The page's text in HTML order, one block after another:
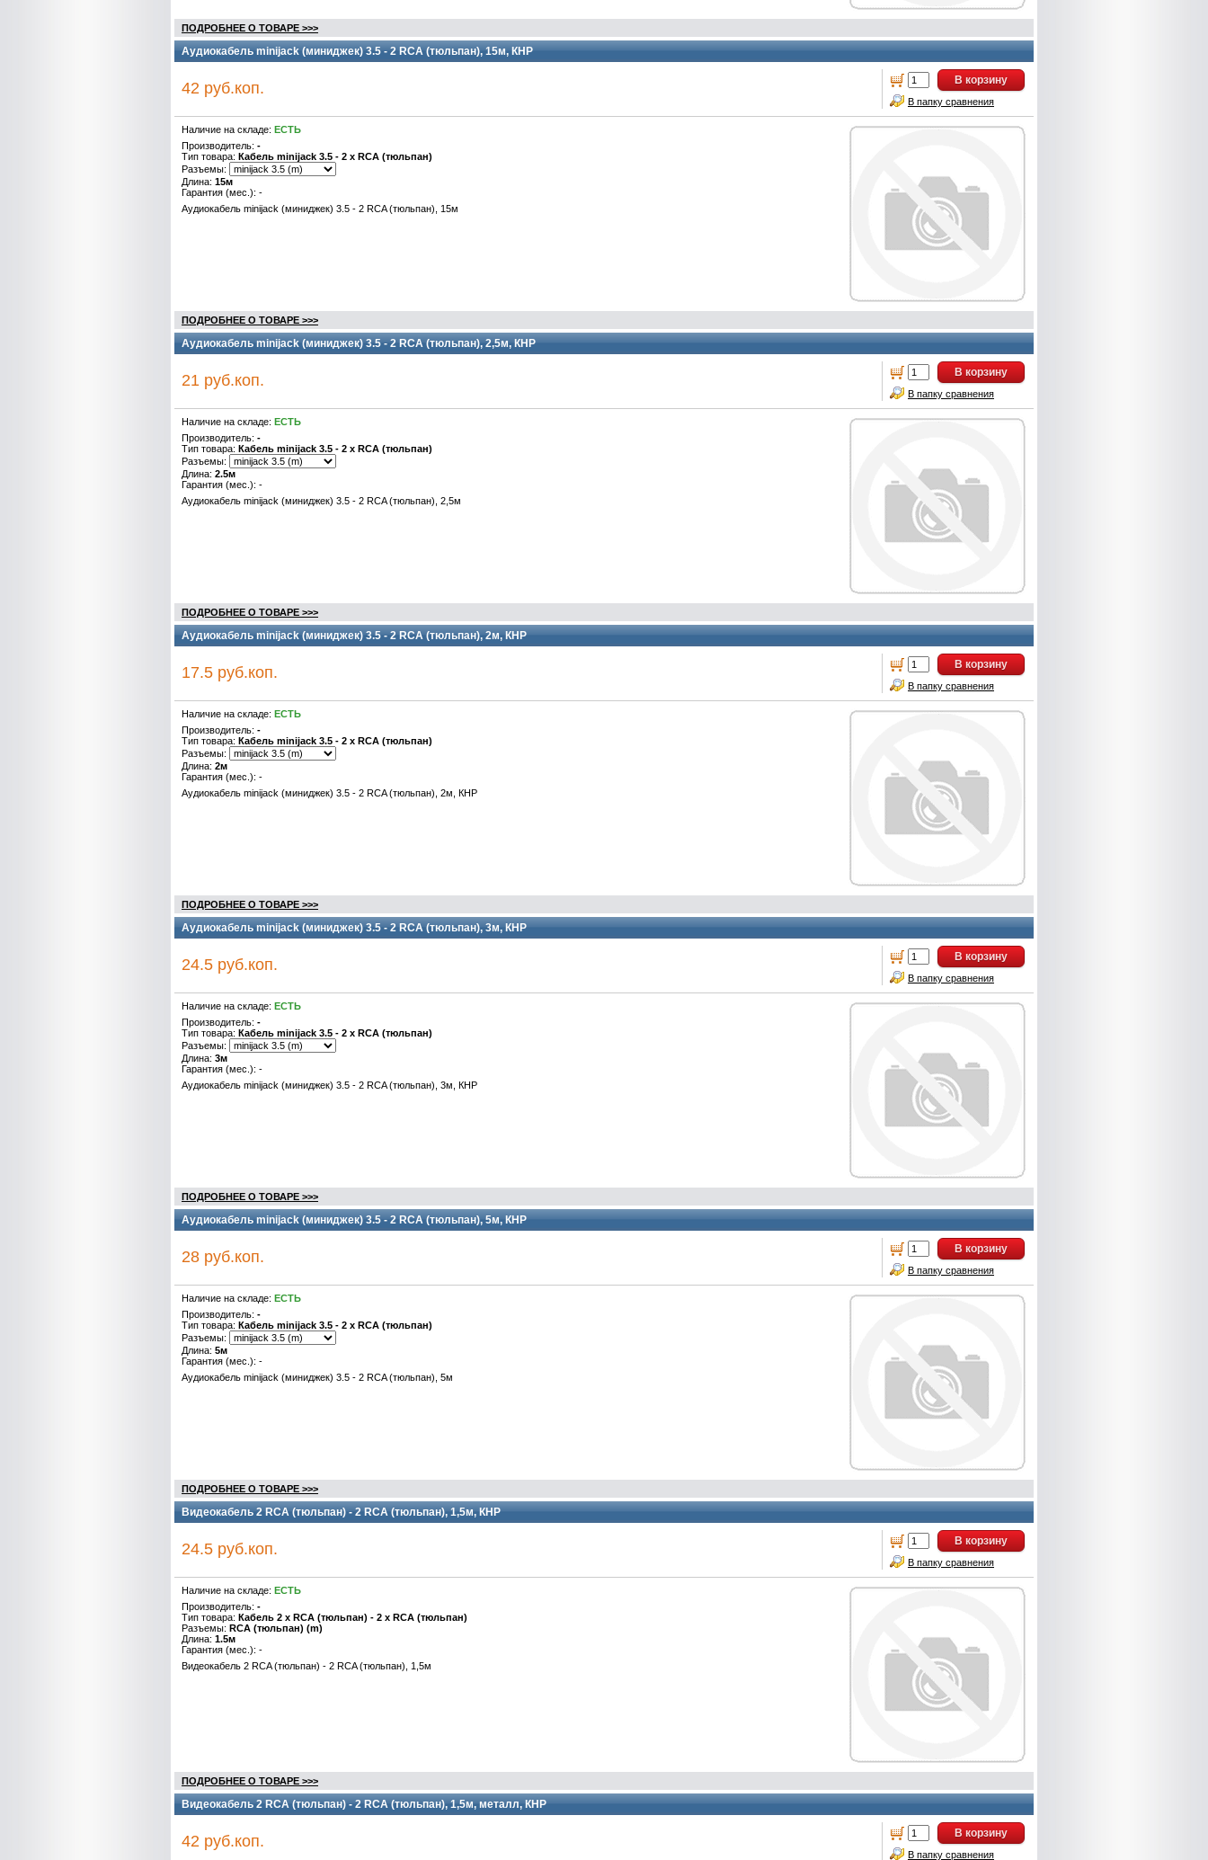
ПОДРОБНЕЕ О ТОВАРЕ >>>
Аудиокабель minijack (миниджек) 3.5 - 2 RCA (тюльпан), 15м, КНР
42 руб.коп. В корзину
В папку сравнения
Наличие на складе: ЕСТЬ
Производитель: -
Тип товара: Кабель minijack 3.5 - 2 x RCA (тюльпан)
Разъемы:
Длина: 15м
Гарантия (мес.): -
Аудиокабель minijack (миниджек) 3.5 - 2 RCA (тюльпан), 15м
ПОДРОБНЕЕ О ТОВАРЕ >>>
Аудиокабель minijack (миниджек) 3.5 - 2 RCA (тюльпан), 2,5м, КНР
21 руб.коп. В корзину
В папку сравнения
Наличие на складе: ЕСТЬ
Производитель: -
Тип товара: Кабель minijack 3.5 - 2 x RCA (тюльпан)
Разъемы:
Длина: 2.5м
Гарантия (мес.): -
Аудиокабель minijack (миниджек) 3.5 - 2 RCA (тюльпан), 2,5м
ПОДРОБНЕЕ О ТОВАРЕ >>>
Аудиокабель minijack (миниджек) 3.5 - 2 RCA (тюльпан), 2м, КНР
17.5 руб.коп. В корзину
В папку сравнения
Наличие на складе: ЕСТЬ
Производитель: -
Тип товара: Кабель minijack 3.5 - 2 x RCA (тюльпан)
Разъемы:
Длина: 2м
Гарантия (мес.): -
Аудиокабель minijack (миниджек) 3.5 - 2 RCA (тюльпан), 2м, КНР
ПОДРОБНЕЕ О ТОВАРЕ >>>
Аудиокабель minijack (миниджек) 3.5 - 2 RCA (тюльпан), 3м, КНР
24.5 руб.коп. В корзину
В папку сравнения
Наличие на складе: ЕСТЬ
Производитель: -
Тип товара: Кабель minijack 3.5 - 2 x RCA (тюльпан)
Разъемы:
Длина: 3м
Гарантия (мес.): -
Аудиокабель minijack (миниджек) 3.5 - 2 RCA (тюльпан), 3м, КНР
ПОДРОБНЕЕ О ТОВАРЕ >>>
Аудиокабель minijack (миниджек) 3.5 - 2 RCA (тюльпан), 5м, КНР
28 руб.коп. В корзину
В папку сравнения
Наличие на складе: ЕСТЬ
Производитель: -
Тип товара: Кабель minijack 3.5 - 2 x RCA (тюльпан)
Разъемы:
Длина: 5м
Гарантия (мес.): -
Аудиокабель minijack (миниджек) 3.5 - 2 RCA (тюльпан), 5м
ПОДРОБНЕЕ О ТОВАРЕ >>>
Видеокабель 2 RCA (тюльпан) - 2 RCA (тюльпан), 1,5м, КНР
24.5 руб.коп. В корзину
В папку сравнения
Наличие на складе: ЕСТЬ
Производитель: -
Тип товара: Кабель 2 x RCA (тюльпан) - 2 x RCA (тюльпан)
Разъемы: RCA (тюльпан) (m)
Длина: 1.5м
Гарантия (мес.): -
Видеокабель 2 RCA (тюльпан) - 2 RCA (тюльпан), 1,5м
ПОДРОБНЕЕ О ТОВАРЕ >>>
Видеокабель 2 RCA (тюльпан) - 2 RCA (тюльпан), 1,5м, металл, КНР
42 руб.коп. В корзину
В папку сравнения